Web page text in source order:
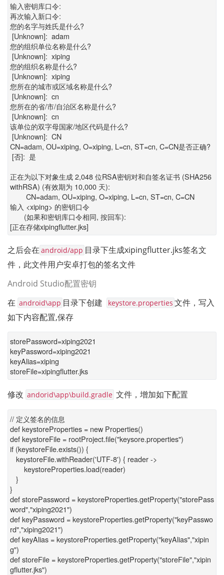
输入密钥库口令:
再次输入新口令:
您的名字与姓氏是什么?
[Unknown]: adam
您的组织单位名称是什么?
[Unknown]: xiping
您的组织名称是什么?
[Unknown]: xiping
您所在的城市或区域名称是什么?
[Unknown]: cn
您所在的省/市/自治区名称是什么?
[Unknown]: cn
该单位的双字母国家/地区代码是什么?
[Unknown]: CN
CN=adam, OU=xiping, O=xiping, L=cn, ST=cn, C=CN是否正确?
[否]: 是
正在为以下对象生成 2,048 位RSA密钥对和自签名证书 (SHA256
withRSA) (有效期为 10,000 天):
CN=adam, OU=xiping, O=xiping, L=cn, ST=cn, C=CN
输入 <xiping> 的密钥口令
(如果和密钥库口令相同, 按回车):
[正在存储xipingflutter.jks]
之后会在 android/app 目录下生成xipingflutter.jks签名文
件，此文件用户安卓打包的签名文件
Android Studio配置密钥
在 android\app 目录下创建 keystore.properties 文件，写入
如下内容配置,保存
storePassword=xiping2021
keyPassword=xiping2021
keyAlias=xiping
storeFile=xipingflutter.jks
修改 andorid\app\build.gradle 文件，增加如下配置
// 定义签名的信息
def keystoreProperties = new Properties()
def keystoreFile = rootProject.file("keysore.properties")
if (keystoreFile.exists()) {
keystoreFile.withReader('UTF-8') { reader ->
keystoreProperties.load(reader)
}
}
def storePassword = keystoreProperties.getProperty("storePass
word","xiping2021")
def keyPassword = keystoreProperties.getProperty("keyPasswo
rd","xiping2021")
def keyAlias = keystoreProperties.getProperty("keyAlias","xipin
g")
def storeFile = keystoreProperties.getProperty("storeFile","xipin
gflutter.jks")